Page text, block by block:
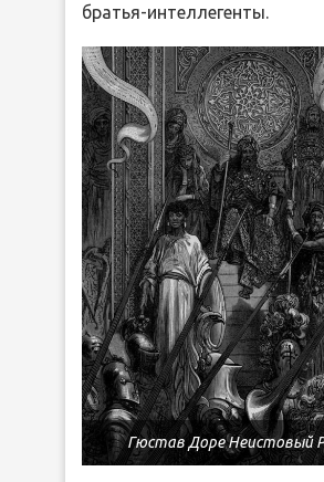
братья-интеллегенты.
Гюстав Доре Неистовый